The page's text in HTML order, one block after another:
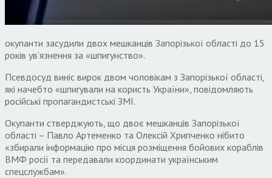
окупанти засудили двох мешканців Запорізької області до 15
років ув’язнення за «шпигунство».
Псевдосуд виніс вирок двом чоловікам з Запорізької області,
які начебто «шпигували на користь України», повідомляють
російські пропагандистські ЗМІ.
Окупанти стверджують, що двоє мешканців Запорізької
області – Павло Артеменко та Олексій Хрипченко нібито
«збирали інформацію про місця розміщення бойових кораблів
ВМФ росії та передавали координати українським
спецслужбам».